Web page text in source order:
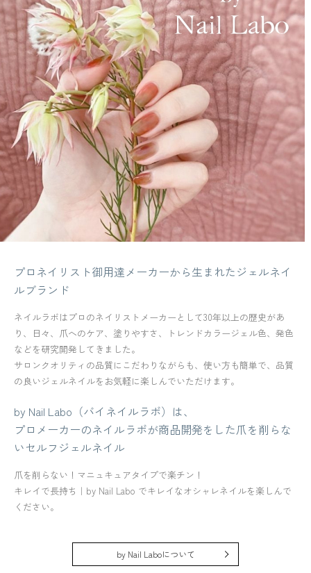
プロネイリスト御用達メーカーから生まれたジェルネイ
ルブランド
ネイルラボはプロのネイリストメーカーとして30年以上の歴史があ
り、日々、爪へのケア、塗りやすさ、トレンドカラージェル色、発色
などを研究開発してきました。
サロンクオリティの品質にこだわりながらも、使い方も簡単で、品質
の良いジェルネイルをお気軽に楽しんでいただけます。
by Nail Labo（バイネイルラボ）は、
プロメーカーのネイルラボが商品開発をした爪を削らな
いセルフジェルネイル
爪を削らない！マニュキュアタイプで楽チン！
キレイで長持ち｜by Nail Labo でキレイなオシャレネイルを楽しんで
ください。
by Nail Laboについて